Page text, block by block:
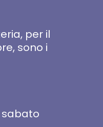
per il
sono i
sabato